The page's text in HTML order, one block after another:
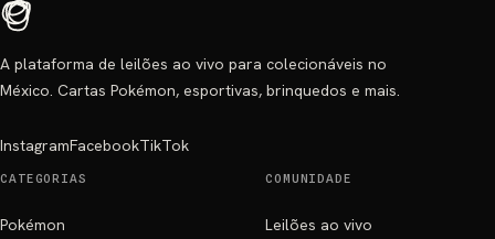
A plataforma de leilões ao vivo para colecionáveis no
México. Cartas Pokémon, esportivas, brinquedos e mais.
InstagramFacebookTikTok
CATEGORIAS
Pokémon
COMUNIDADE
Leilões ao vivo